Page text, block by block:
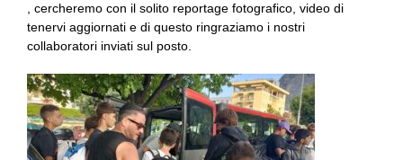
, cercheremo con il solito reportage fotografico, video di
tenervi aggiornati e di questo ringraziamo i nostri
collaboratori inviati sul posto.